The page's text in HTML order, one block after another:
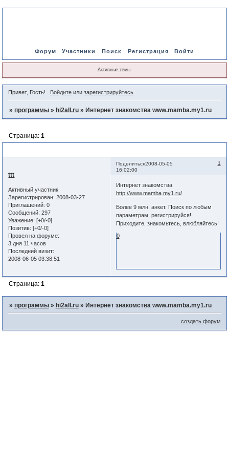
Форум Участники Поиск Регистрация Войти
Активные темы
Привет, Гость! Войдитеили зарегистрируйтесь.
» программы » hi2all.ru » Интернет знакомства www.mamba.my1.ru
Страница: 1
Поделиться 1
2008-05-05
16:02:00
ttt
Активный участник
Зарегистрирован: 2008-03-27
Приглашений: 0
Сообщений: 297
Уважение: [+0/-0]
Позитив: [+0/-0]
Провел на форуме:
3 дня 11 часов
Последний визит:
2008-06-05 03:38:51
Интернет знакомства
http://www.mamba.my1.ru/
Более 9 млн. анкет. Поиск по любым
параметрам, регистрируйся!
Приходите, знакомьтесь, влюбляйтесь!
0
Страница: 1
» программы » hi2all.ru » Интернет знакомства www.mamba.my1.ru
создать форум